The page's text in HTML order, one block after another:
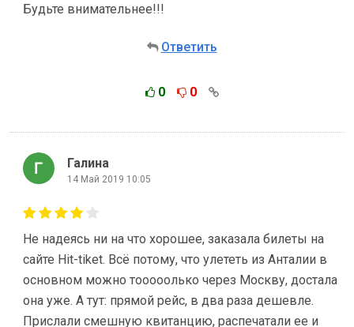
Будьте внимательнее!!!
Ответить
0 0
Галина
14 Май 2019 10:05
Не надеясь ни на что хорошее, заказала билеты на
сайте Hit-tiket. Всё потому, что улететь из Анталии в
основном можно тооооолько через Москву, достала
она уже. А тут: прямой рейс, в два раза дешевле.
Прислали смешную квитанцию, распечатали ее и